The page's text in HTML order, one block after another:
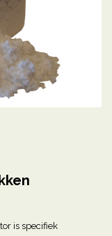
is specifiek